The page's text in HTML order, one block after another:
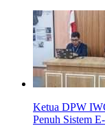
Ketua DPW
Penuh Sistem